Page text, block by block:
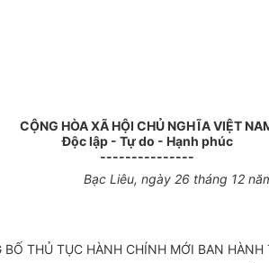
CỘNG HÒA XÃ HỘI CHỦ NGHĨA VIỆT
Độc lập - Tự do - Hạnh phúc
---------------
Bạc Liêu, ngày 26 tháng 12
BỐ THỦ TỤC HÀNH CHÍNH MỚI BAN